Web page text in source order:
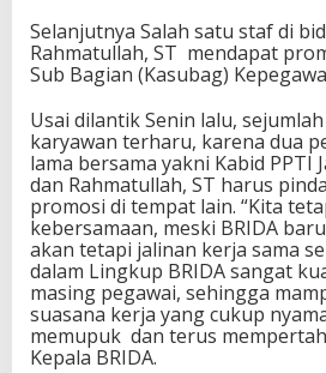
Selanjutnya Salah satu staf di
Rahmatullah, ST mendapat
Sub Bagian (Kasubag)
Usai dilantik Senin lalu,
karyawan terharu, karena dua
lama bersama yakni Kabid PPTI
dan Rahmatullah, ST harus
promosi di tempat lain. “Kita
kebersamaan, meski BRIDA
akan tetapi jalinan kerja sama
dalam Lingkup BRIDA sangat
masing pegawai, sehingga
suasana kerja yang cukup
memupuk dan terus
Kepala BRIDA.